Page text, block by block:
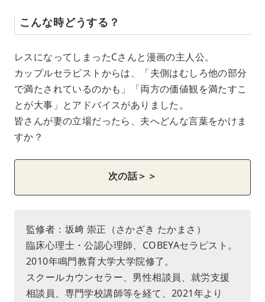
こんな時どうする？
レスになってしまったCさんと漫画の主人公。
カップルセラピストからは、「夫側はむしろ他の部分
で満たされているのかも」「両方の価値観を満たすこ
とが大事」とアドバイスがありました。
皆さんが妻の立場だったら、夫へどんな言葉をかけま
すか？
次の話＞＞
監修者：坂﨑 崇正（さかざき たかまさ）
臨床心理士・公認心理師、COBEYAセラピスト。
2010年鳴門教育大学大学院修了。
スクールカウンセラー、男性相談員、就労支援
相談員、専門学校講師等を経て、2021年より